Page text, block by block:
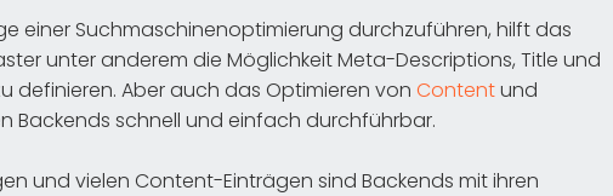
einer Suchmaschinenoptimierung durchzuführen, hilft das
unter anderem die Möglichkeit Meta-Descriptions, Title und
definieren. Aber auch das Optimieren von Contentund
Backends schnell und einfach durchführbar.
und vielen Content-Einträgen sind Backends mit ihren